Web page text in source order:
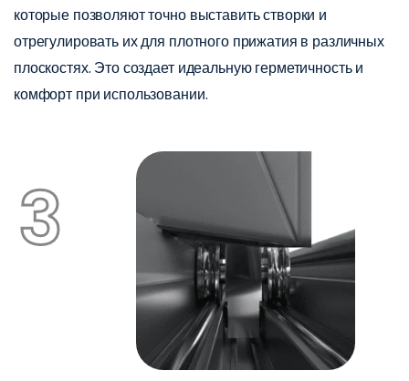
которые позволяют точно выставить створки и
отрегулировать их для плотного прижатия в различных
плоскостях. Это создает идеальную герметичность и
комфорт при использовании.
3